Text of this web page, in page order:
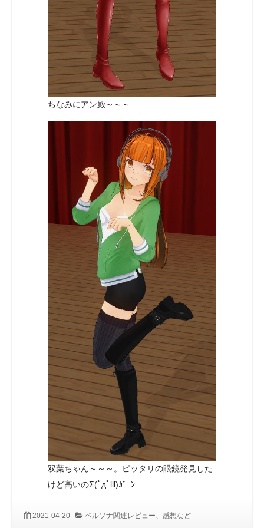
ちなみにアン殿～～～
双葉ちゃん～～～。ピッタリの眼鏡発見した
けど高いのΣ(ﾟдﾟlll)ｶﾞｰﾝ
2021-04-20 ペルソナ関連レビュー、感想など